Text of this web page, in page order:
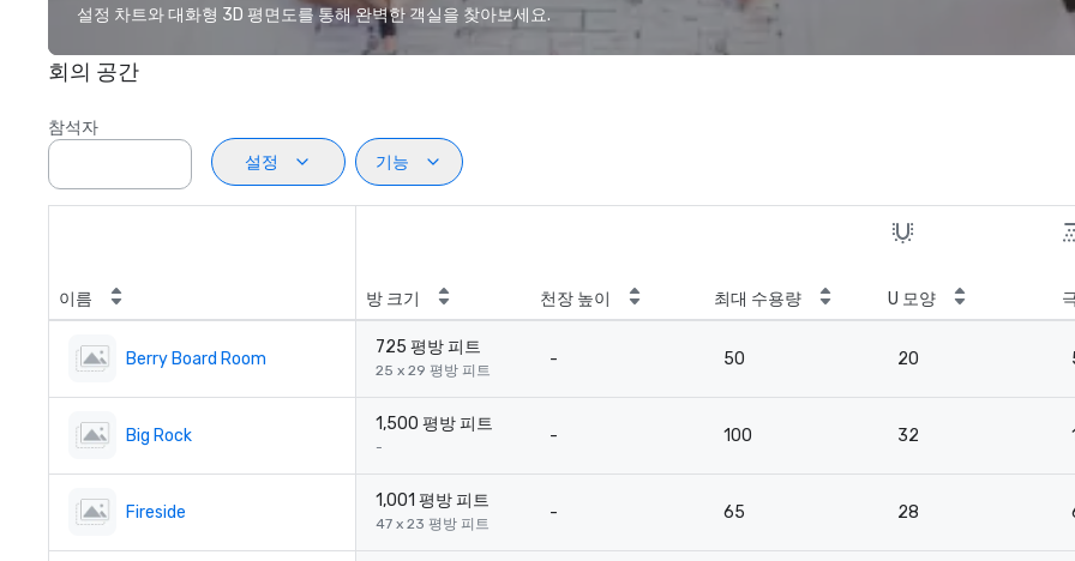
설정 차트와 대화형 3D 평면도를 통해 완벽한 객실을 찾아보세요.
회의 공간
참석자
설정
기능
이름 방 크기 천장 높이 최대 수용량 U 모양
Berry Board Room
725 평방 피트
25 x 29 평방 피트
- 50 20
Big Rock
1,500 평방 피트
-
- 100 32
Fireside
1,001 평방 피트
47 x 23 평방 피트
- 65 28